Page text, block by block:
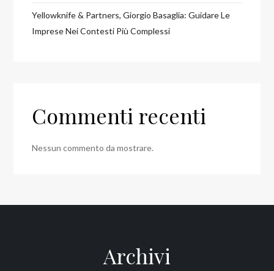
Yellowknife & Partners, Giorgio Basaglia: Guidare Le
Imprese Nei Contesti Più Complessi
Commenti recenti
Nessun commento da mostrare.
Archivi